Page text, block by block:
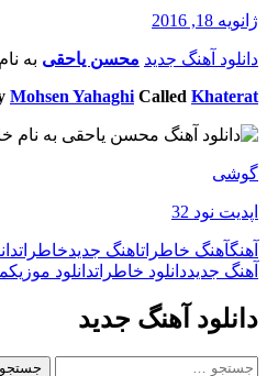
ژانویه 18, 2016
دانلود آهنگ جدید محسن یاحقی به نام
Mohsen Yahaghi Called Khaterat
گوشی
اپدیت نود 32
آهنگآهنگ خاطراتاهنگ جدیدخاطرات
آهنگ جدیددانلود خاطراتدانلود موزیک
دانلود آهنگ جدید
جستجو